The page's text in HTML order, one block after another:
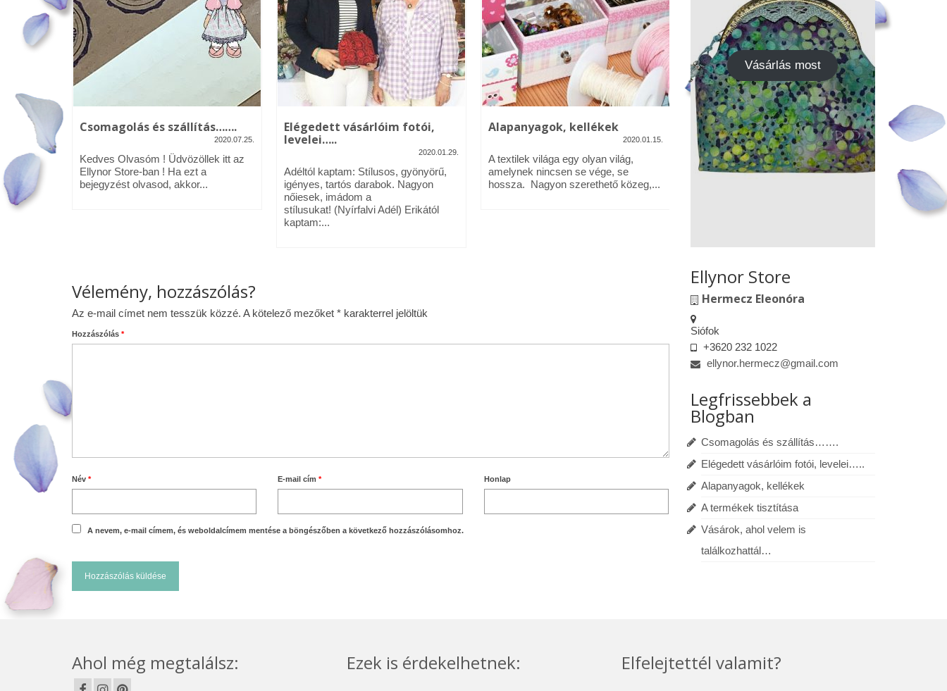
– Üdv
2020.01.09.
Ellynor
Csomagolás és szállítás…….
2020.07.25.
Kedves Olvasóm ! Üdvözöllek itt az
Ellynor Store-ban ! Ha ezt a
bejegyzést olvasod, akkor...
Elégedett vásárlóim fotói,
levelei…..
2020.01.29.
Adéltól kaptam: Stílusos, gyönyörű,
igényes, tartós darabok. Nagyon
nőiesek, imádom a
stílusukat! (Nyírfalvi Adél) Erikától
kaptam:...
Alapanyagok, kellékek
2020.01.15.
A textilek világa egy olyan világ,
amelynek nincsen se vége, se
hossza. Nagyon szerethető közeg,...
A termékek tisztítása
2020.01.13.
Alapanyagok: Tilda pamutvászon,
designer pamutvászon, lenvászon,
Kedves
Vélemény, hozzászólás?
Az e-mail címet nem tesszük közzé. A kötelező mezőket * karakterrel jelöltük
Hozzászólás *
Név * E-mail cím* Honlap
A nevem, e-mail címem, és weboldalcímem mentése a böngészőben a következő hozzászólásomhoz.
Vásárlás most
Ellynor Store
Hermecz Eleonóra
Siófok
+3620 232 1022
ellynor.hermecz@gmail.com
Legfrissebbek a
Blogban
Csomagolás és szállítás…….
Elégedett vásárlóim fotói, levelei…..
Alapanyagok, kellékek
A termékek tisztítása
Vásárok, ahol velem is
találkozhattál…
Ahol még megtalálsz: Ezek is érdekelhetnek: Elfelejtettél valamit?